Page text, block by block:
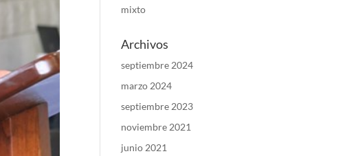
mixto
Archivos
septiembre 2024
marzo 2024
septiembre 2023
noviembre 2021
junio 2021